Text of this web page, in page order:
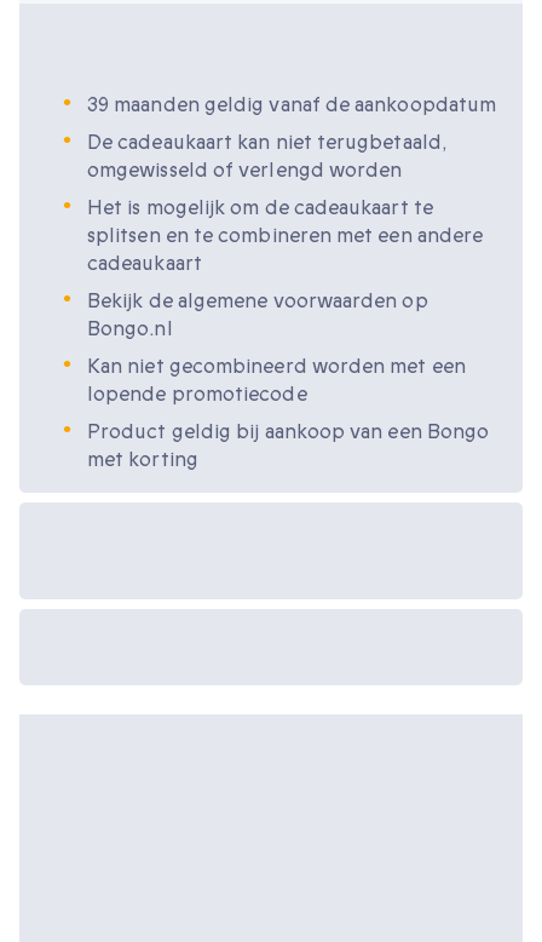
39 maanden geldig vanaf de aankoopdatum
De cadeaukaart kan niet terugbetaald,
omgewisseld of verlengd worden
Het is mogelijk om de cadeaukaart te
splitsen en te combineren met een andere
cadeaukaart
Bekijk de algemene voorwaarden op
Bongo.nl
Kan niet gecombineerd worden met een
lopende promotiecode
Product geldig bij aankoop van een Bongo
met korting